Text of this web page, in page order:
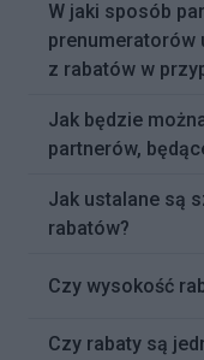
W jaki sposób
prenumeratorów
z rabatów w
Jak będzie
partnerów,
Jak ustalane są
rabatów?
Czy wysokość
Czy rabaty są